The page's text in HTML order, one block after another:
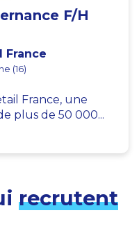
F/H
France
(16)
France, une
plus de 50 000...
recrutent